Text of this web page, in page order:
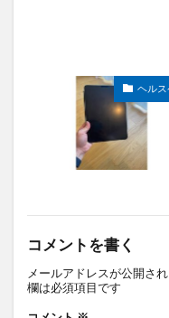
ヘルス
コメントを書く
メールアドレスが公開さ
欄は必須項目です